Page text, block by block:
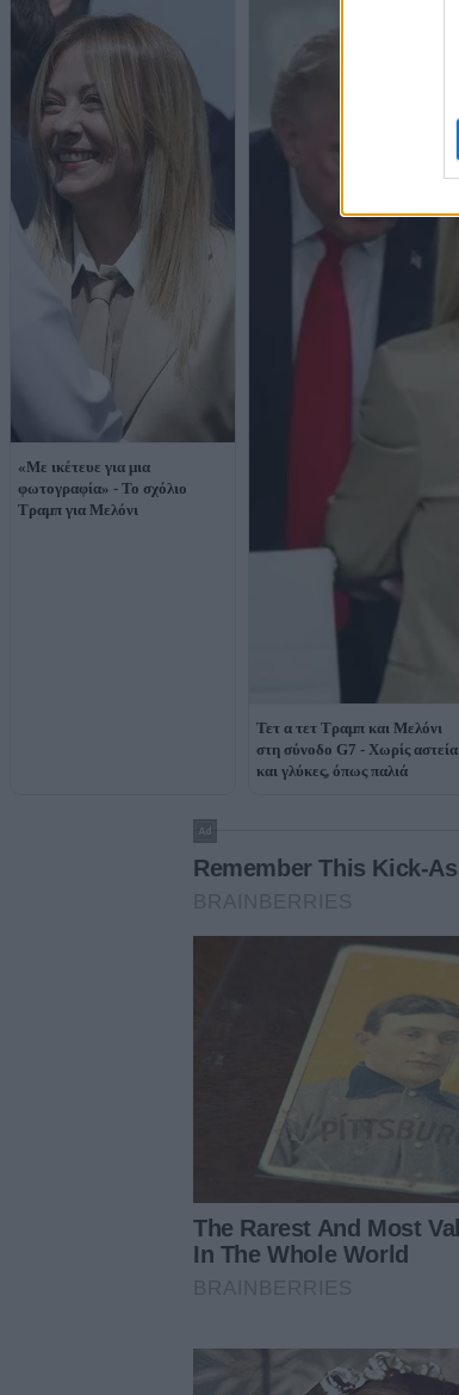
«Με ικέτευε για μια
φωτογραφία» - Το σχόλιο
Τραμπ για Μελόνι
Τετ α τετ Τραμπ και Μελόνι
στη σύνοδο G7 - Χωρίς αστεία
και γλύκες, όπως παλιά